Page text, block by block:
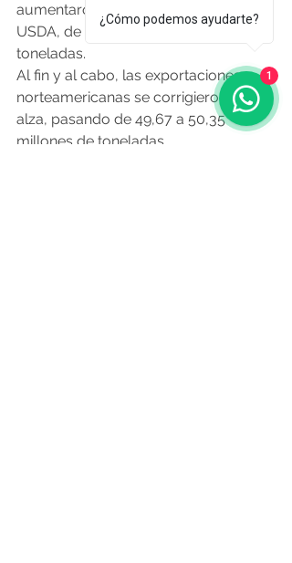
aumentaron, según estimaciones del
USDA, de 11,84 a 15,24 millones de
toneladas.
Al fin y al cabo, las exportaciones
norteamericanas se corrigieron al
alza, pasando de 49,67 a 50,35
millones de toneladas.
¿Cómo podemos ayudarte?
1